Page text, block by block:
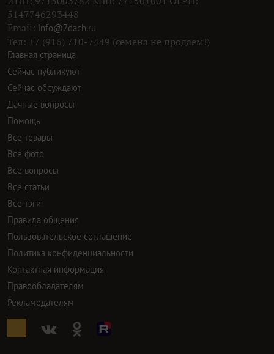
5147746293448
Email: info@7dach.ru
Тел: +7 (916) 710-7449 (семена не продаем!)
Главная страница
Сейчас публикуют
Сейчас обсуждают
Дачные вопросы
Помощь
Все товары
Все фото
Все вопросы
Все статьи
Все тэги
Правила общения
Пользовательское соглашение
Политика конфиденциальности
Контактная информация
Правообладателям
Рекламодателям